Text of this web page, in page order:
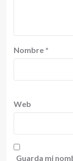
Nombre *
Web
Guarda mi